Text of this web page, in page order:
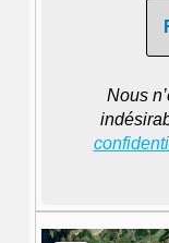
Nous